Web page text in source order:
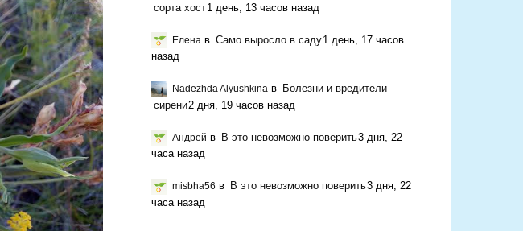
сорта хост1 день, 13 часов назад
Елена в Само выросло в саду1 день, 17 часов
назад
Nadezhda Alyushkina в Болезни и вредители
сирени2 дня, 19 часов назад
Андрей в В это невозможно поверить3 дня, 22
часа назад
misbha56 в В это невозможно поверить3 дня, 22
часа назад